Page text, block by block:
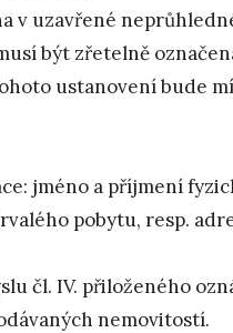
v uzavřené
být zřetelně
ustanovení bude
jméno a příjmení
pobytu, resp.
čl. IV. přiloženého
nemovitostí.